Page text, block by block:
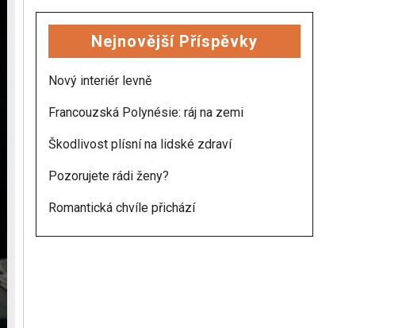
Nejnovější Příspěvky
Nový interiér levně
Francouzská Polynésie: ráj na zemi
Škodlivost plísní na lidské zdraví
Pozorujete rádi ženy?
Romantická chvíle přichází